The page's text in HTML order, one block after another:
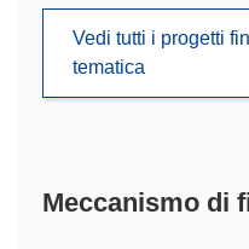
Vedi tutti i progetti
tematica
Meccanismo di